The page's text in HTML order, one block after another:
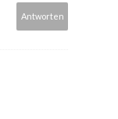
Antworten